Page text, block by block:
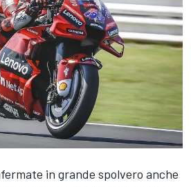
in grande spolvero anche